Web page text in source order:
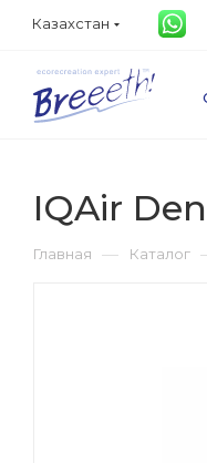
Казахстан
IQAir
Главная — Каталог